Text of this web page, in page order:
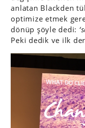
anlatan Blackden
optimize etmek
dönüp şöyle dedi:
Peki dedik ve ilk